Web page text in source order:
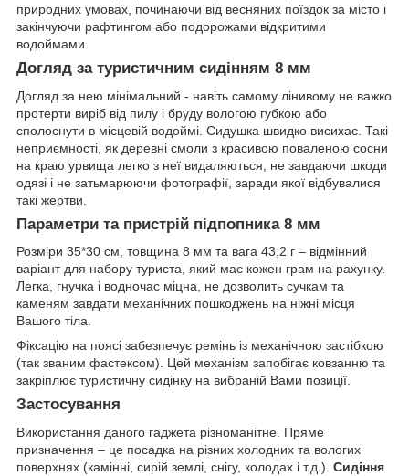
природних умовах, починаючи від весняних поїздок за місто і
закінчуючи рафтингом або подорожами відкритими
водоймами.
Догляд за туристичним сидінням 8 мм
Догляд за нею мінімальний - навіть самому лінивому не важко
протерти виріб від пилу і бруду вологою губкою або
сполоснути в місцевій водоймі. Сидушка швидко висихає. Такі
неприємності, як деревні смоли з красивою поваленою сосни
на краю урвища легко з неї видаляються, не завдаючи шкоди
одязі і не затьмарюючи фотографії, заради якої відбувалися
такі жертви.
Параметри та пристрій підпопника 8 мм
Розміри 35*30 см, товщина 8 мм та вага 43,2 г – відмінний
варіант для набору туриста, який має кожен грам на рахунку.
Легка, гнучка і водночас міцна, не дозволить сучкам та
каменям завдати механічних пошкоджень на ніжні місця
Вашого тіла.
Фіксацію на поясі забезпечує ремінь із механічною застібкою
(так званим фастексом). Цей механізм запобігає ковзанню та
закріплює туристичну сидінку на вибраній Вами позиції.
Застосування
Використання даного гаджета різноманітне. Пряме
призначення – це посадка на різних холодних та вологих
поверхнях (камінні, сирій землі, снігу, колодах і т.д.). Сидіння